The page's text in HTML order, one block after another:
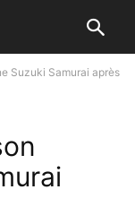
Suzuki Samurai après